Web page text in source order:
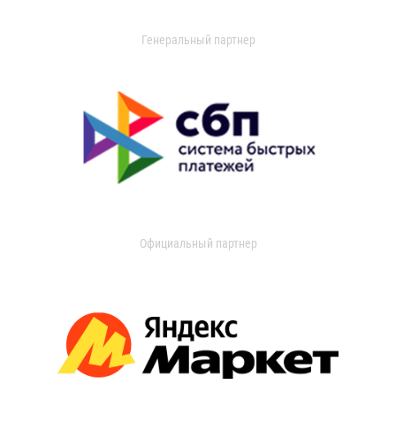
Генеральный партнер
Официальный партнер